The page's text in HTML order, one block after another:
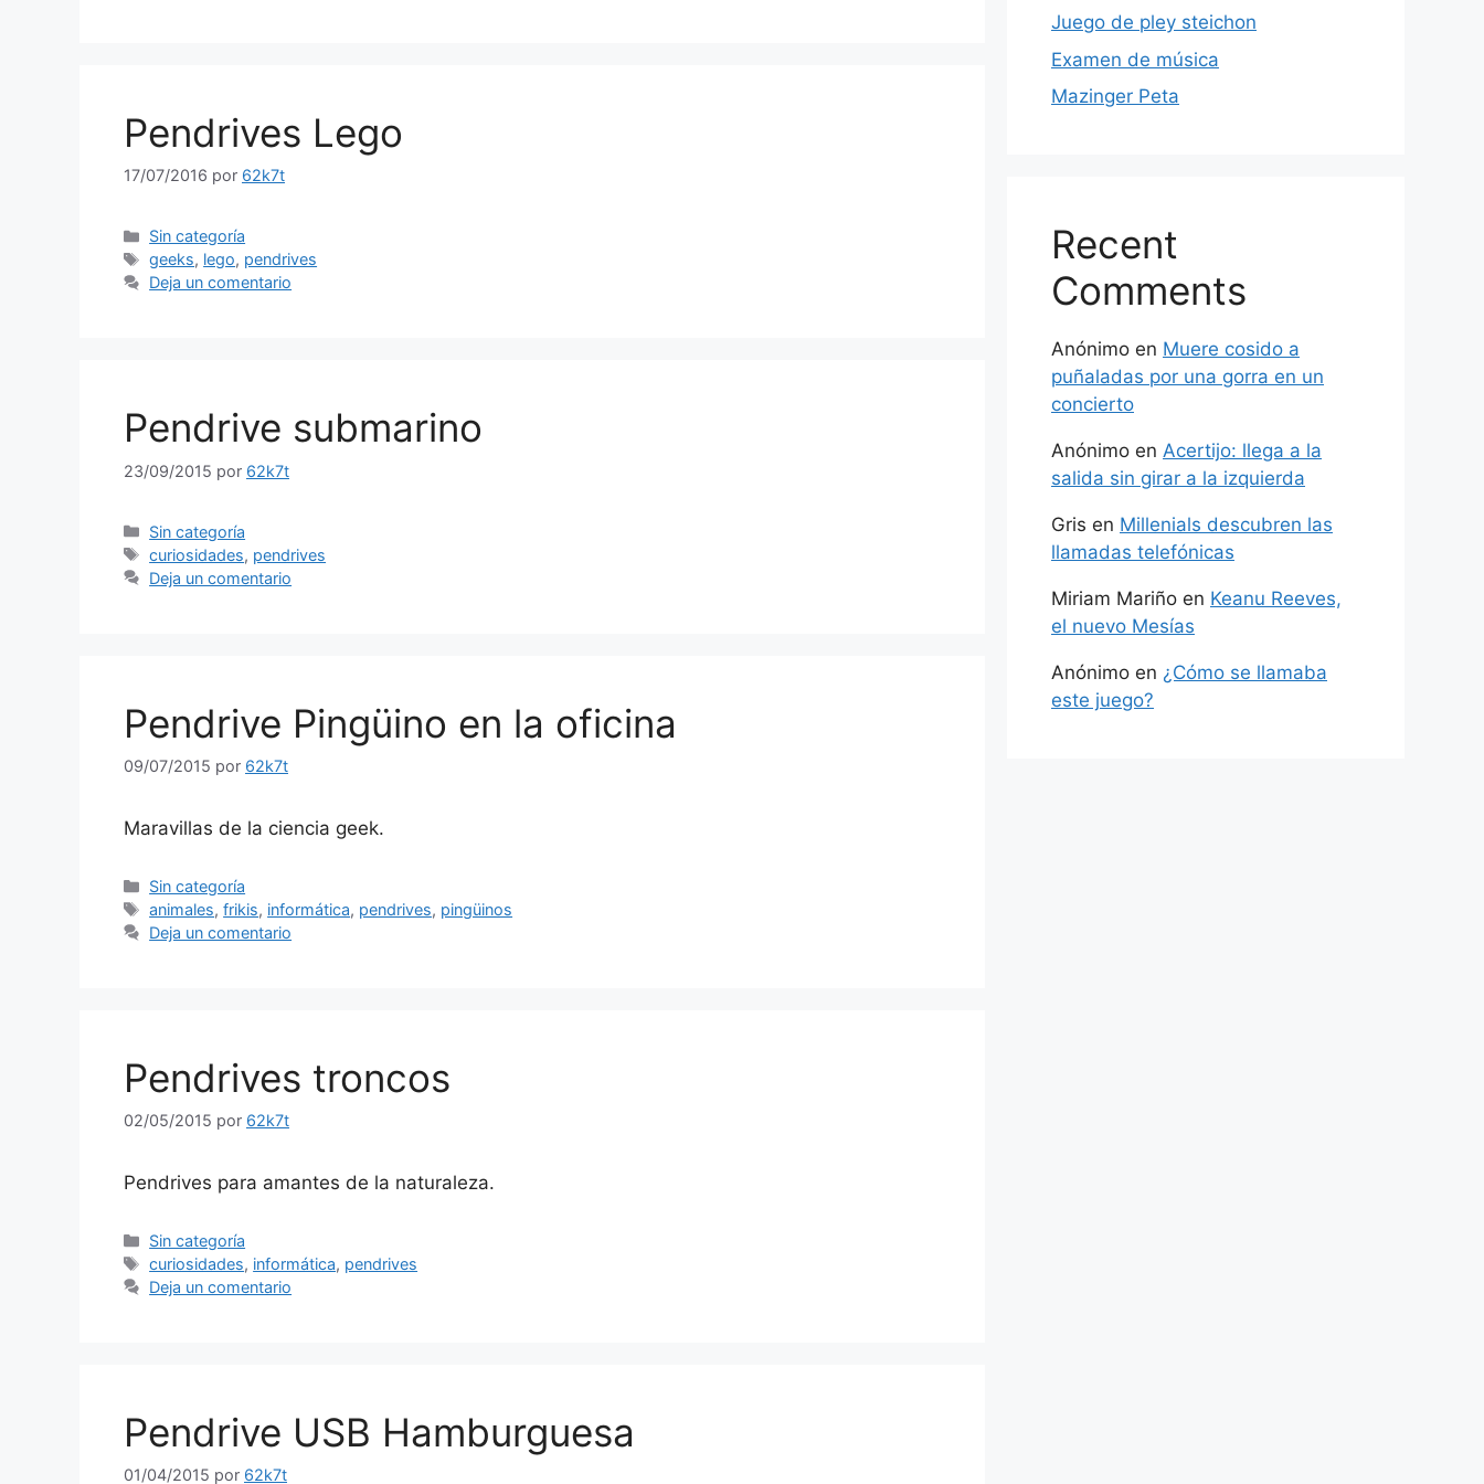
Pendrives Lego
17/07/2016 por 62k7t
Categorías
Sin categoría
Etiquetas
geeks, lego, pendrives
Deja un comentario
Pendrive submarino
23/09/2015 por 62k7t
Categorías
Sin categoría
Etiquetas
curiosidades, pendrives
Deja un comentario
Pendrive Pingüino en la oficina
09/07/2015 por 62k7t
Maravillas de la ciencia geek.
Categorías
Sin categoría
Etiquetas
animales,frikis, informática, pendrives, pingüinos
Deja un comentario
Pendrives troncos
02/05/2015 por 62k7t
Pendrives para amantes de la naturaleza.
Categorías
Sin categoría
Etiquetas
curiosidades, informática, pendrives
Deja un comentario
Pendrive USB Hamburguesa
01/04/2015 por 62k7t
Juego de pley steichon
Examen de música
Mazinger Peta
Recent
Comments
Anónimo en Muere cosido a
puñaladas por una gorra en un
concierto
Anónimo en Acertijo: llega a la
salida sin girar a la izquierda
Gris en Millenials descubren las
llamadas telefónicas
Miriam Mariño en Keanu Reeves,
el nuevo Mesías
Anónimo en ¿Cómo se llamaba
este juego?